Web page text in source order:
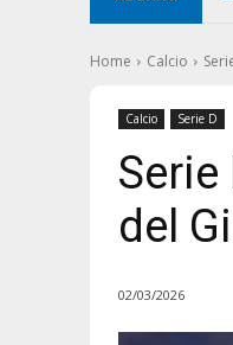
Home Calcio
Calcio Serie D
Serie
del
02/03/2026